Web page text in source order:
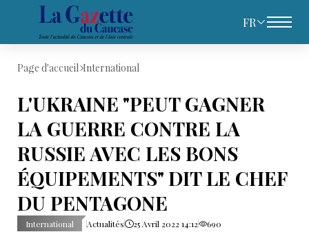
FR
Page d'accueil International
L'UKRAINE "PEUT GAGNER
LA GUERRE CONTRE LA
RUSSIE AVEC LES BONS
ÉQUIPEMENTS" DIT LE CHEF
DU PENTAGONE
International Actualités 25 Avril 2022 14:12 690